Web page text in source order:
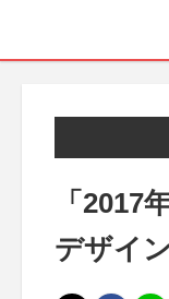
「2017
デザイ